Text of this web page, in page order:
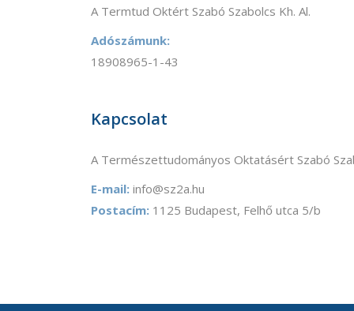
A Termtud Oktért Szabó Szabolcs Kh. Al.
Adószámunk:
18908965-1-43
Kapcsolat
A Természettudományos Oktatásért Szabó
E-mail: info@sz2a.hu
Postacím: 1125 Budapest, Felhő utca 5/b